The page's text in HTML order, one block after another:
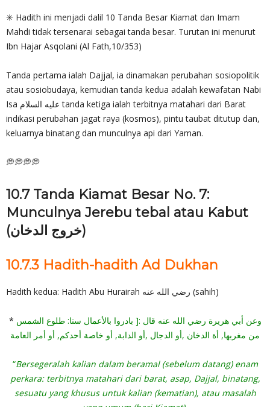
✳️ Hadith ini menjadi dalil 10 Tanda Besar Kiamat dan Imam
Mahdi tidak tersenarai sebagai tanda besar. Turutan ini menurut
Ibn Hajar Asqolani (Al Fath,10/353)
Tanda pertama ialah Dajjal, ia dinamakan perubahan sosiopolitik
atau sosiobudaya, kemudian tanda kedua adalah kewafatan Nabi
Isa عليه السلام tanda ketiga ialah terbitnya matahari dari Barat
indikasi perubahan jagat raya (kosmos), pintu taubat ditutup dan,
keluarnya binatang dan munculnya api dari Yaman.
💭💭💭💭
10.7 Tanda Kiamat Besar No. 7:
Munculnya Jerebu tebal atau Kabut
(خروج الدخان)
10.7.3 Hadith-hadith Ad Dukhan
Hadith kedua: Hadith Abu Hurairah رضي الله عنه (sahih)
* وعن أبي هريرة رضي الله عنه قال :[ بادروا بالأعمال ستا: طلوع الشمس
من مغربها, أة الدخان ,أو الدجال ,أو الدابة, أو خاصة أحدكم, أو أمر العامة
“Bersegeralah kalian dalam beramal (sebelum datang) enam
perkara: terbitnya matahari dari barat, asap, Dajjal, binatang,
sesuatu yang khusus untuk kalian (kematian), atau masalah